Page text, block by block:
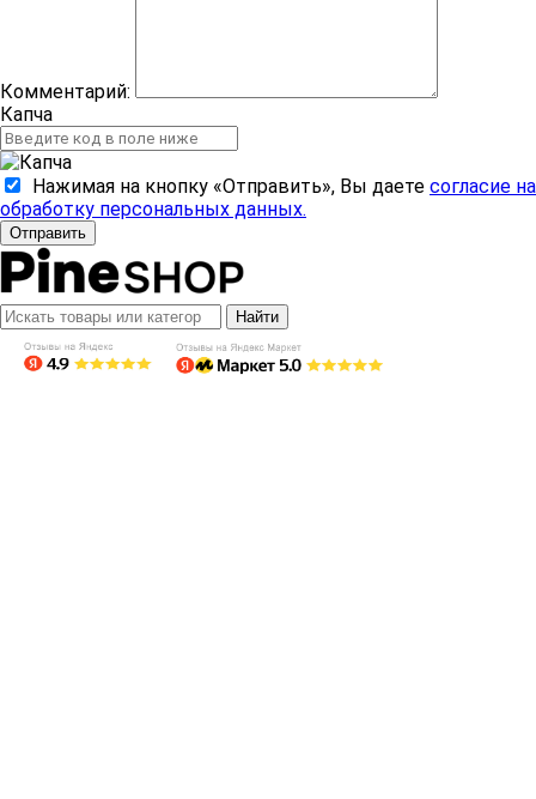
Комментарий:
Капча
Нажимая на кнопку «Отправить», Вы даете согласие на
обработку персональных данных.
Отправить
Найти